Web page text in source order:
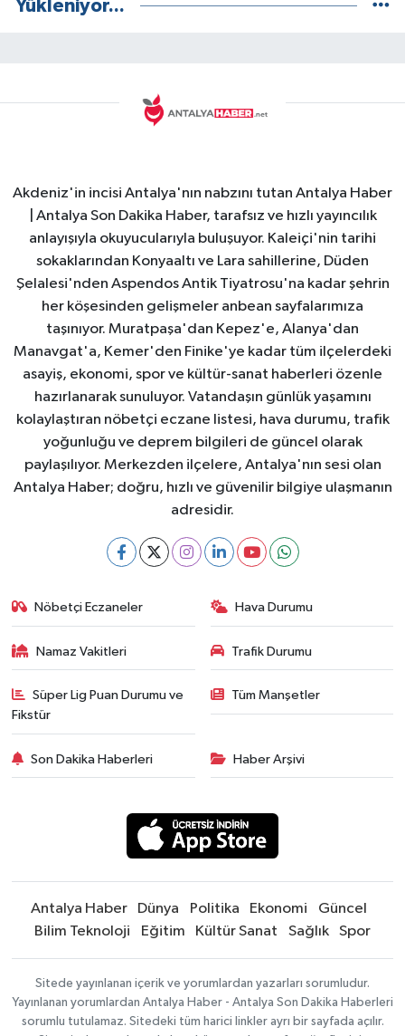
Yükleniyor...
Akdeniz'in incisi Antalya'nın nabzını tutan Antalya Haber
| Antalya Son Dakika Haber, tarafsız ve hızlı yayıncılık
anlayışıyla okuyucularıyla buluşuyor. Kaleiçi'nin tarihi
sokaklarından Konyaaltı ve Lara sahillerine, Düden
Şelalesi'nden Aspendos Antik Tiyatrosu'na kadar şehrin
her köşesinden gelişmeler anbean sayfalarımıza
taşınıyor. Muratpaşa'dan Kepez'e, Alanya'dan
Manavgat'a, Kemer'den Finike'ye kadar tüm ilçelerdeki
asayiş, ekonomi, spor ve kültür-sanat haberleri özenle
hazırlanarak sunuluyor. Vatandaşın günlük yaşamını
kolaylaştıran nöbetçi eczane listesi, hava durumu, trafik
yoğunluğu ve deprem bilgileri de güncel olarak
paylaşılıyor. Merkezden ilçelere, Antalya'nın sesi olan
Antalya Haber; doğru, hızlı ve güvenilir bilgiye ulaşmanın
adresidir.
Nöbetçi Eczaneler Hava Durumu
Namaz Vakitleri Trafik Durumu
Süper Lig Puan Durumu ve
Fikstür
Tüm Manşetler
Son Dakika Haberleri Haber Arşivi
Antalya Haber Dünya Politika Ekonomi
Güncel
Bilim Teknoloji
Eğitim Kültür Sanat Sağlık Spor
Sitede yayınlanan içerik ve yorumlardan yazarları sorumludur.
Yayınlanan yorumlardan Antalya Haber - Antalya Son Dakika Haberleri
sorumlu tutulamaz. Sitedeki tüm harici linkler ayrı bir sayfada açılır.